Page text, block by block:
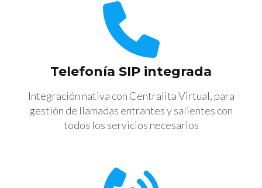
Telefonía SIP integrada
Integración nativa con Centralita Virtual, para
gestión de llamadas entrantes y salientes con
todos los servicios necesarios